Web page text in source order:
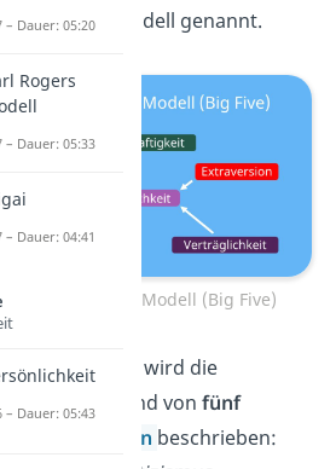
oder OCEAN-Modell genannt.
Fünf-Faktoren-Modell (Big Five)
diesem Modell wird die
anhand von fünf
beschrieben:
– Dauer: 05:20
Rogers
– Dauer: 05:33
– Dauer: 04:41
– Dauer: 05:43